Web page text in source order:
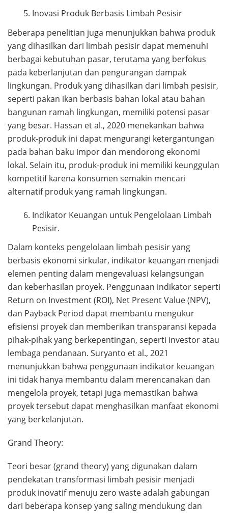
Inovasi Produk Berbasis Limbah Pesisir
Beberapa penelitian juga menunjukkan bahwa produk
yang dihasilkan dari limbah pesisir dapat memenuhi
berbagai kebutuhan pasar, terutama yang berfokus
pada keberlanjutan dan pengurangan dampak
lingkungan. Produk yang dihasilkan dari limbah pesisir,
seperti pakan ikan berbasis bahan lokal atau bahan
bangunan ramah lingkungan, memiliki potensi pasar
yang besar. Hassan et al., 2020 menekankan bahwa
produk-produk ini dapat mengurangi ketergantungan
pada bahan baku impor dan mendorong ekonomi
lokal. Selain itu, produk-produk ini memiliki keunggulan
kompetitif karena konsumen semakin mencari
alternatif produk yang ramah lingkungan.
Indikator Keuangan untuk Pengelolaan Limbah
Pesisir.
Dalam konteks pengelolaan limbah pesisir yang
berbasis ekonomi sirkular, indikator keuangan menjadi
elemen penting dalam mengevaluasi kelangsungan
dan keberhasilan proyek. Penggunaan indikator seperti
Return on Investment (ROI), Net Present Value (NPV),
dan Payback Period dapat membantu mengukur
efisiensi proyek dan memberikan transparansi kepada
pihak-pihak yang berkepentingan, seperti investor atau
lembaga pendanaan. Suryanto et al., 2021
menunjukkan bahwa penggunaan indikator keuangan
ini tidak hanya membantu dalam merencanakan dan
mengelola proyek, tetapi juga memastikan bahwa
proyek tersebut dapat menghasilkan manfaat ekonomi
yang berkelanjutan.
Grand Theory:
Teori besar (grand theory) yang digunakan dalam
pendekatan transformasi limbah pesisir menjadi
produk inovatif menuju zero waste adalah gabungan
dari beberapa konsep yang saling mendukung dan